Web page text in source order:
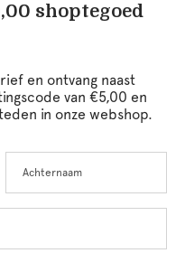
shoptegoed
en ontvang naast
van €5,00 en
in onze webshop.